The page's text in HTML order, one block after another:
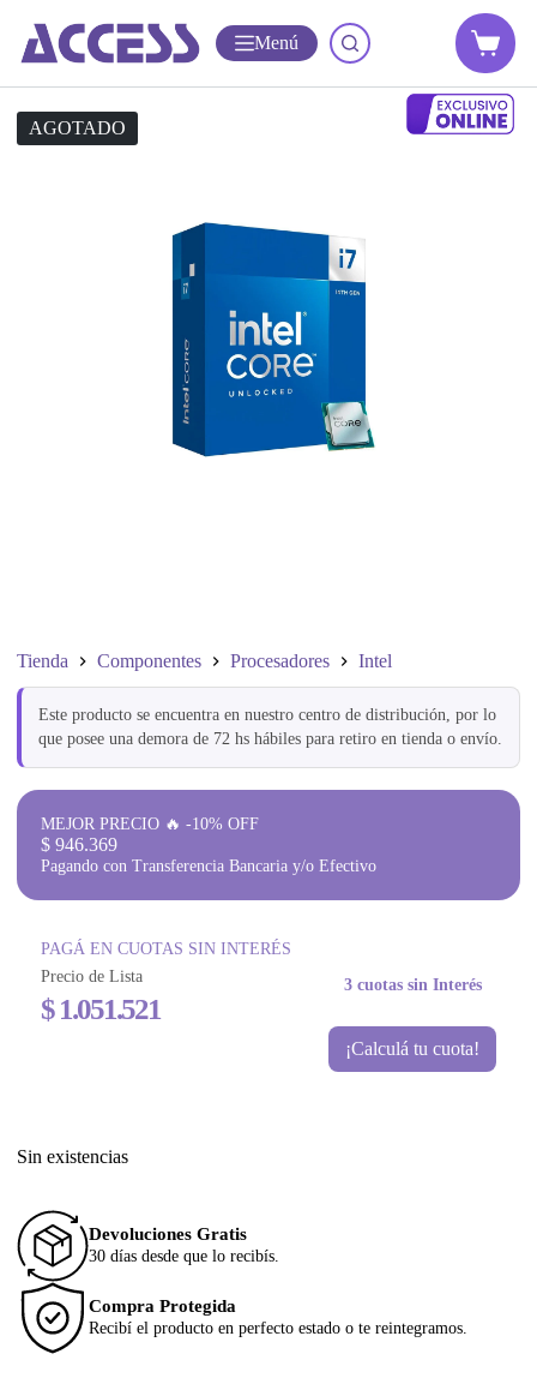
Menú
AGOTADO
Tienda Componentes Procesadores Intel
Este producto se encuentra en nuestro centro de distribución, por lo
que posee una demora de 72 hs hábiles para retiro en tienda o envío.
MEJOR PRECIO 🔥 -10% OFF
$ 946.369
Pagando con Transferencia Bancaria y/o Efectivo
PAGÁ EN CUOTAS SIN INTERÉS
Precio de Lista
$1.051.521
3 cuotas sin Interés
¡Calculá tu cuota!
Sin existencias
Devoluciones Gratis
30 días desde que lo recibís.
Compra Protegida
Recibí el producto en perfecto estado o te reintegramos.